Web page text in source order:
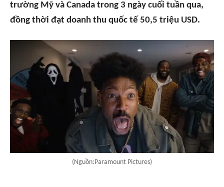
trường Mỹ và Canada trong 3 ngày cuối tuần qua,
đồng thời đạt doanh thu quốc tế 50,5 triệu USD.
(Nguồn:Paramount Pictures)